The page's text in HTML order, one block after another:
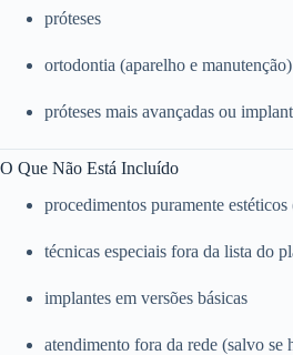
próteses
ortodontia (aparelho e manutenção)
próteses mais avançadas ou
O Que Não Está Incluído
procedimentos puramente
técnicas especiais fora da lista do
implantes em versões básicas
atendimento fora da rede (salvo se